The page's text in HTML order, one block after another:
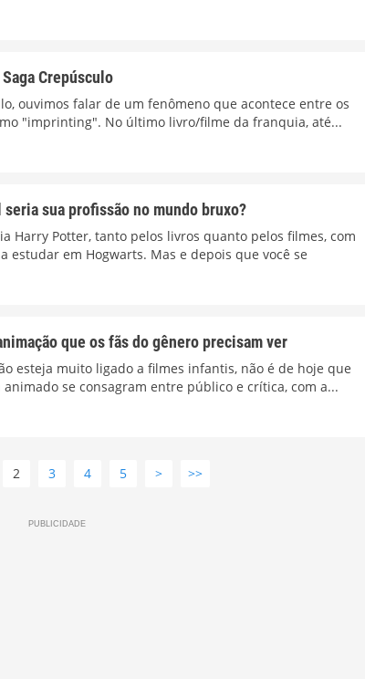
Crepúsculo
ouvimos falar de um fenômeno que acontece entre os
"imprinting". No último livro/filme da franquia, até...
sua profissão no mundo bruxo?
Harry Potter, tanto pelos livros quanto pelos filmes, com
estudar em Hogwarts. Mas e depois que você se
que os fãs do gênero precisam ver
esteja muito ligado a filmes infantis, não é de hoje que
se consagram entre público e crítica, com a...
2 3 4 5 > >>